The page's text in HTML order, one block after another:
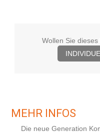
Wollen Sie
MEHR INFOS
Die neue Generation